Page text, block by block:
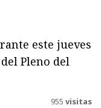
este jueves
Pleno del
955 visitas